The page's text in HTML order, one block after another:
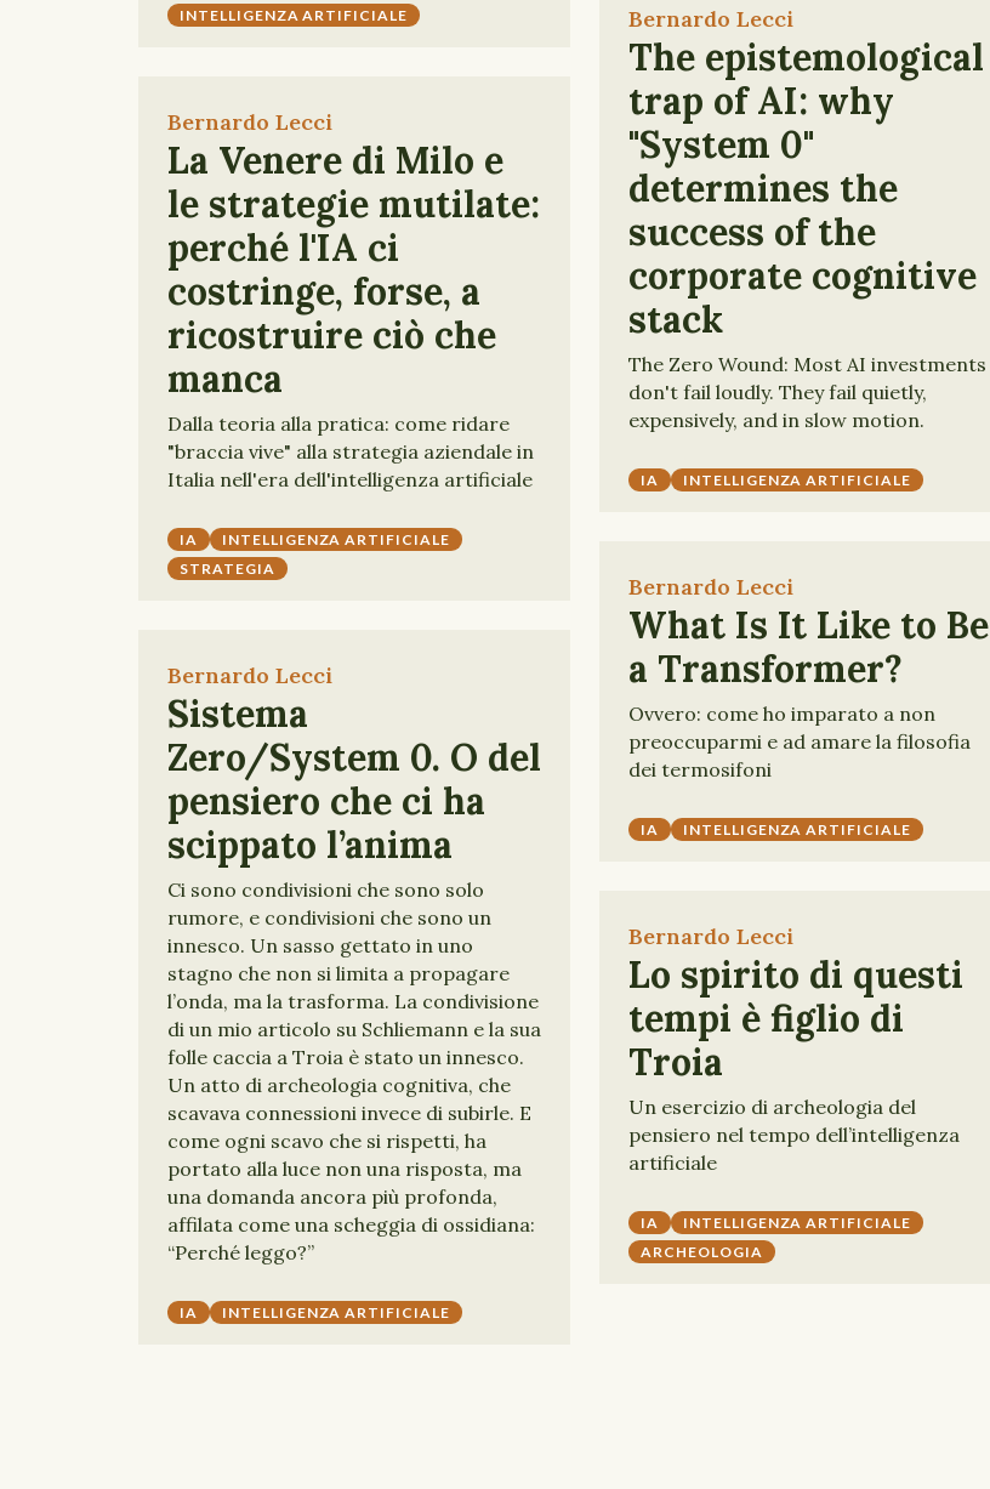
INTELLIGENZA ARTIFICIALE
Bernardo Lecci
The epistemological
trap of AI: why
"System 0"
determines the
success of the
corporate cognitive
stack
The Zero Wound: Most AI investments
don't fail loudly. They fail quietly,
expensively, and in slow motion.
IA INTELLIGENZA ARTIFICIALE
Bernardo Lecci
La Venere di Milo e
le strategie mutilate:
perché l'IA ci
costringe, forse, a
ricostruire ciò che
manca
Dalla teoria alla pratica: come ridare
"braccia vive" alla strategia aziendale in
Italia nell'era dell'intelligenza artificiale
IA
INTELLIGENZA ARTIFICIALE
STRATEGIA
Bernardo Lecci
What Is It Like to Be
a Transformer?
Ovvero: come ho imparato a non
preoccuparmi e ad amare la filosofia
dei termosifoni
IA INTELLIGENZA ARTIFICIALE
Bernardo Lecci
Sistema
Zero/System 0. O del
pensiero che ci ha
scippato l’anima
Ci sono condivisioni che sono solo
rumore, e condivisioni che sono un
innesco. Un sasso gettato in uno
stagno che non si limita a propagare
l’onda, ma la trasforma. La condivisione
di un mio articolo su Schliemann e la sua
folle caccia a Troia è stato un innesco.
Un atto di archeologia cognitiva, che
scavava connessioni invece di subirle. E
come ogni scavo che si rispetti, ha
portato alla luce non una risposta, ma
una domanda ancora più profonda,
affilata come una scheggia di ossidiana:
“Perché leggo?”
IA INTELLIGENZA ARTIFICIALE
Bernardo Lecci
Lo spirito di questi
tempi è figlio di
Troia
Un esercizio di archeologia del
pensiero nel tempo dell’intelligenza
artificiale
IA
INTELLIGENZA ARTIFICIALE
ARCHEOLOGIA